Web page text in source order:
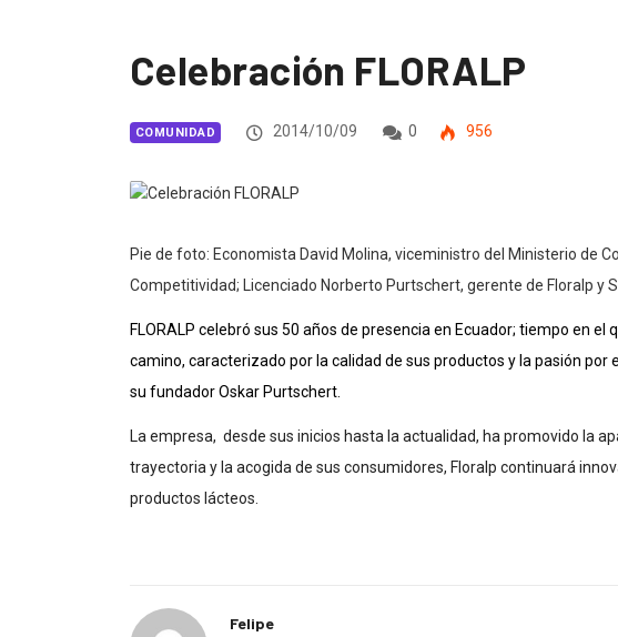
Celebración FLORALP
COMUNIDAD 2014/10/09 0 956
Pie de foto: Economista David Molina, viceministro del Ministerio de
Competitividad; Licenciado Norberto Purtschert, gerente de Floralp y
FLORALP celebró sus 50 años de presencia en Ecuador; tiempo en
camino, caracterizado por la calidad de sus productos y la pasión por
su fundador Oskar Purtschert.
La empresa, desde sus inicios hasta la actualidad, ha promovido la
trayectoria y la acogida de sus consumidores, Floralp continuará
productos lácteos.
Felipe